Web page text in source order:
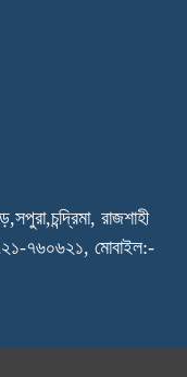
রাজশাহী
৭৬০৬২১, মোবাইল:-